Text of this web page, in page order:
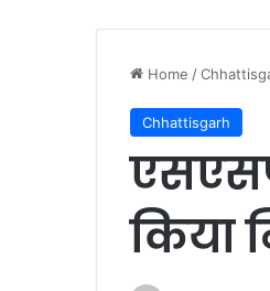
Home /
Chhattisgarh
किया